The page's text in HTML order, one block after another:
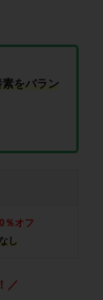
をバラン
％オフ
し
／